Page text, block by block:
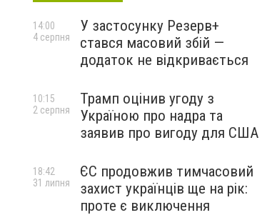
У застосунку Резерв+
стався масовий збій —
додаток не відкривається
14:00
4 серпня
Трамп оцінив угоду з
Україною про надра та
заявив про вигоду для США
10:15
2 серпня
ЄС продовжив тимчасовий
захист українців ще на рік:
проте є виключення
18:42
31 липня